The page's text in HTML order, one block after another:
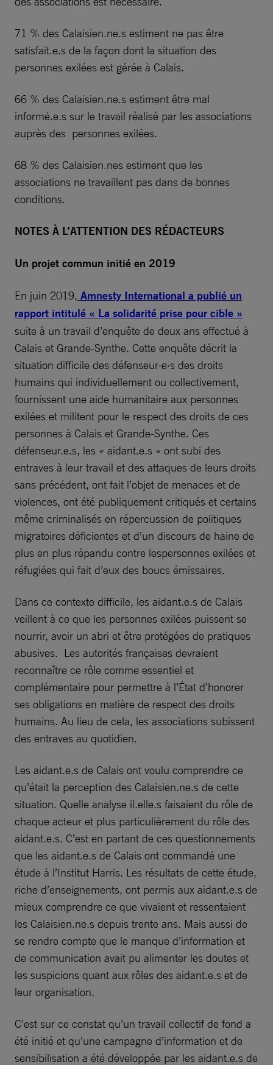
71 % des Calaisien.ne.s estiment ne pas être
satisfait.e.s de la façon dont la situation des
personnes exilées est gérée à Calais.
66 % des Calaisien.ne.s estiment être mal
informé.e.s sur le travail réalisé par les associations
auprès des personnes exilées.
68 % des Calaisien.nes estiment que les
associations ne travaillent pas dans de bonnes
conditions.
NOTES À L’ATTENTION DES RÉDACTEURS
Un projet commun initié en 2019
En juin 2019, Amnesty International a publié un
rapport intitulé « La solidarité prise pour cible »
suite à un travail d’enquête de deux ans effectué à
Calais et Grande-Synthe. Cette enquête décrit la
situation difficile des défenseur·e·s des droits
humains qui individuellement ou collectivement,
fournissent une aide humanitaire aux personnes
exilées et militent pour le respect des droits de ces
personnes à Calais et Grande-Synthe. Ces
défenseur.e.s, les « aidant.e.s » ont subi des
entraves à leur travail et des attaques de leurs droits
sans précédent, ont fait l’objet de menaces et de
violences, ont été publiquement critiqués et certains
même criminalisés en répercussion de politiques
migratoires déficientes et d’un discours de haine de
plus en plus répandu contre lespersonnes exilées et
réfugiées qui fait d’eux des boucs émissaires.
Dans ce contexte difficile, les aidant.e.s de Calais
veillent à ce que les personnes exilées puissent se
nourrir, avoir un abri et être protégées de pratiques
abusives. Les autorités françaises devraient
reconnaître ce rôle comme essentiel et
complémentaire pour permettre à l’État d’honorer
ses obligations en matière de respect des droits
humains. Au lieu de cela, les associations subissent
des entraves au quotidien.
Les aidant.e.s de Calais ont voulu comprendre ce
qu’était la perception des Calaisien.ne.s de cette
situation. Quelle analyse il.elle.s faisaient du rôle de
chaque acteur et plus particulièrement du rôle des
aidant.e.s. C’est en partant de ces questionnements
que les aidant.e.s de Calais ont commandé une
étude à l’Institut Harris. Les résultats de cette étude,
riche d’enseignements, ont permis aux aidant.e.s de
mieux comprendre ce que vivaient et ressentaient
les Calaisien.ne.s depuis trente ans. Mais aussi de
se rendre compte que le manque d’information et
de communication avait pu alimenter les doutes et
les suspicions quant aux rôles des aidant.e.s et de
leur organisation.
C’est sur ce constat qu’un travail collectif de fond a
été initié et qu’une campagne d’information et de
sensibilisation a été développée par les aidant.e.s de